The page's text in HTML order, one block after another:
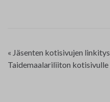
Jäsenluettelo
« Jäsenten kotisivujen linkitys
Taidemaalariliiton kotisivulle